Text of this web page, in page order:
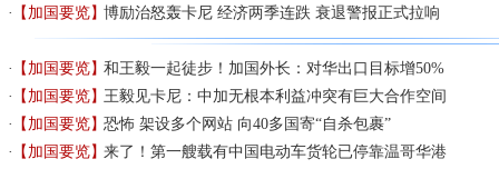
【加国要览】博励治怒轰卡尼 经济两季连跌 衰退警报正式拉响
【加国要览】和王毅一起徒步！加国外长：对华出口目标增50%
【加国要览】王毅见卡尼：中加无根本利益冲突有巨大合作空间
【加国要览】恐怖 架设多个网站 向40多国寄“自杀包裹”
【加国要览】来了！第一艘载有中国电动车货轮已停靠温哥华港